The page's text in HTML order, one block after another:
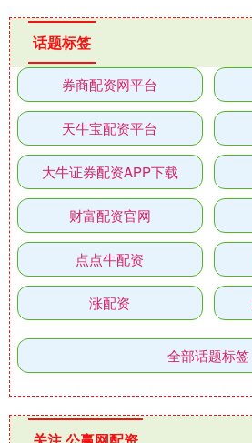
话题标签
券商配资网平台
天牛宝配资平台
大牛证券配资APP下载
财富配资官网
点点牛配资
涨配资
全部话题标签